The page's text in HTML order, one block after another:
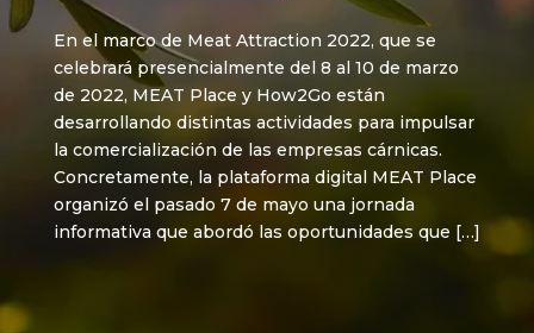
En el marco de Meat Attraction 2022, que se
celebrará presencialmente del 8 al 10 de marzo
de 2022, MEAT Place y How2Go están
desarrollando distintas actividades para impulsar
la comercialización de las empresas cárnicas.
Concretamente, la plataforma digital MEAT Place
organizó el pasado 7 de mayo una jornada
informativa que abordó las oportunidades que […]